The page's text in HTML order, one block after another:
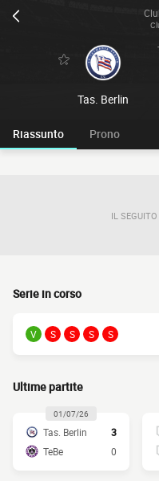
Tas. Berlin
Riassunto Prono
IL
Serie in corso
V S S S S
Ultime partite
01/07/26
Tas. Berlin
3
TeBe
0